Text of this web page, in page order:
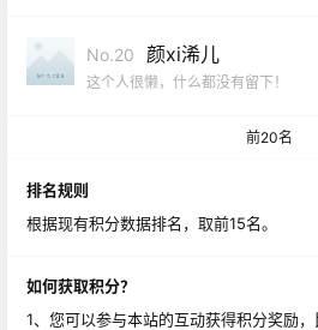
No.20 颜xi浠儿
这个人很懒，什么都没有留下！
前20名
排名规则
根据现有积分数据排名，取前15名。
如何获取积分？
1、您可以参与本站的互动获得积分奖励